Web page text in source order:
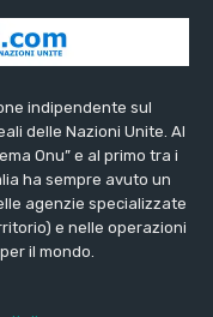
indipendente sul
delle Nazioni Unite. Al
Onu” e al primo tra i
ha sempre avuto un
agenzie specializzate
e nelle operazioni
il mondo.